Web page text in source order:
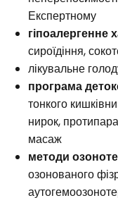
Експертному
гіпоалергенне
сироїдіння,
лікувальне
програма
тонкого
нирок,
масаж
методи
озонованого